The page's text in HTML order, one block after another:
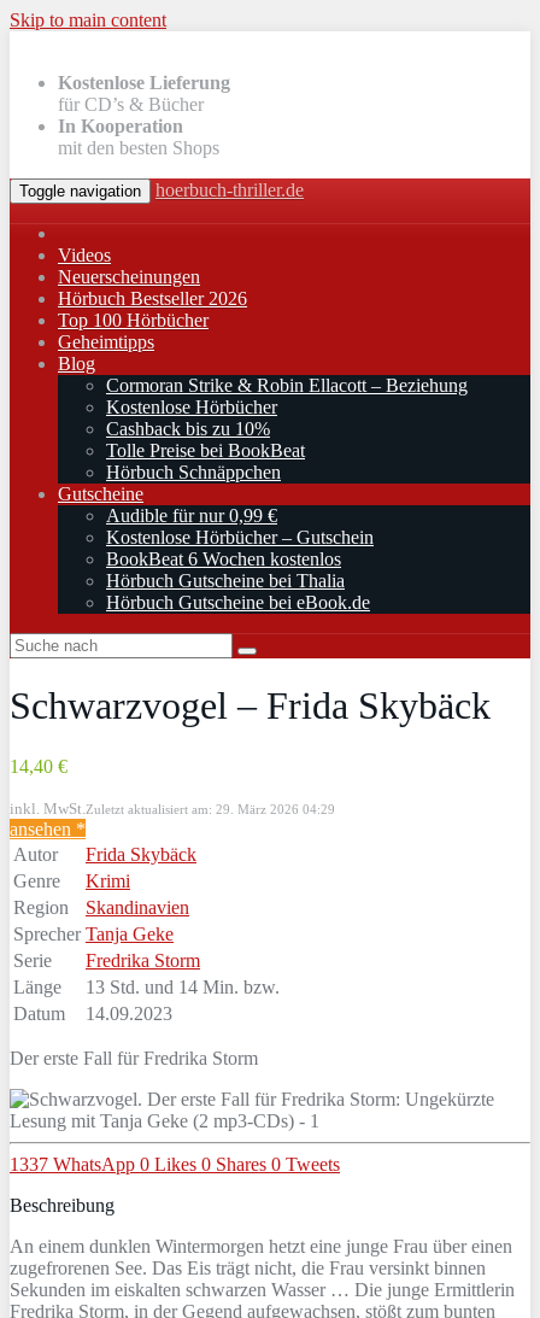
Skip to main content
Kostenlose Lieferung
für CD’s & Bücher
In Kooperation
mit den besten Shops
Toggle navigation hoerbuch-thriller.de
Videos
Neuerscheinungen
Hörbuch Bestseller 2026
Top 100 Hörbücher
Geheimtipps
Blog
Cormoran Strike & Robin Ellacott – Beziehung
Kostenlose Hörbücher
Cashback bis zu 10%
Tolle Preise bei BookBeat
Hörbuch Schnäppchen
Gutscheine
Audible für nur 0,99 €
Kostenlose Hörbücher – Gutschein
BookBeat 6 Wochen kostenlos
Hörbuch Gutscheine bei Thalia
Hörbuch Gutscheine bei eBook.de
Schwarzvogel – Frida Skybäck
14,40 €
inkl. MwSt. Zuletzt aktualisiert am: 29. März 2026 04:29
ansehen *
Autor
Frida Skybäck
Genre
Krimi
Region
Skandinavien
Sprecher Tanja Geke
Serie
Fredrika Storm
Länge
13 Std. und 14 Min. bzw.
Datum
14.09.2023
Der erste Fall für Fredrika Storm
1337 WhatsApp 0 Likes 0 Shares 0 Tweets
Beschreibung
An einem dunklen Wintermorgen hetzt eine junge Frau über einen
zugefrorenen See. Das Eis trägt nicht, die Frau versinkt binnen
Sekunden im eiskalten schwarzen Wasser … Die junge Ermittlerin
Fredrika Storm, in der Gegend aufgewachsen, stößt zum bunten